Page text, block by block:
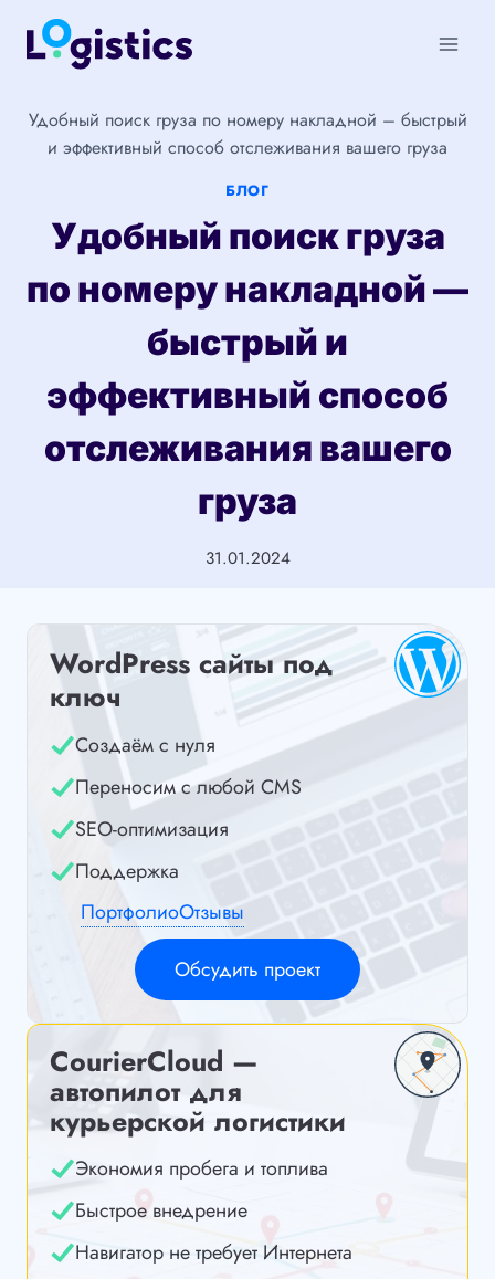
Перейти
Удобный поиск груза по номеру накладной – быстрый
и эффективный способ отслеживания вашего груза
БЛОГ
Удобный поиск груза
по номеру накладной —
быстрый и
эффективный способ
отслеживания вашего
груза
31.01.2024
WordPress сайты под
ключ
Создаём с нуля
Переносим с любой CMS
SEO-оптимизация
Поддержка
ПортфолиоОтзывы
Обсудить проект
CourierCloud —
автопилот для
курьерской логистики
Экономия пробега и топлива
Быстрое внедрение
Навигатор не требует Интернета